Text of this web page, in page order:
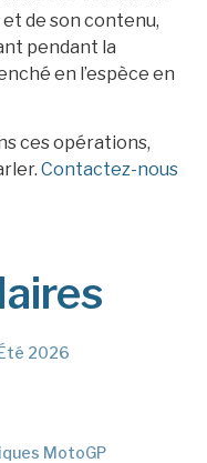
de son contenu,
pendant la
en l’espèce en
ces opérations,
Contactez-nous
2026
MotoGP